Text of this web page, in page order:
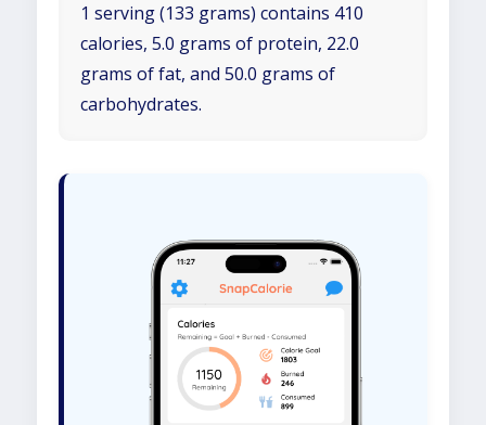
1 serving (133 grams) contains 410
calories, 5.0 grams of protein, 22.0
grams of fat, and 50.0 grams of
carbohydrates.